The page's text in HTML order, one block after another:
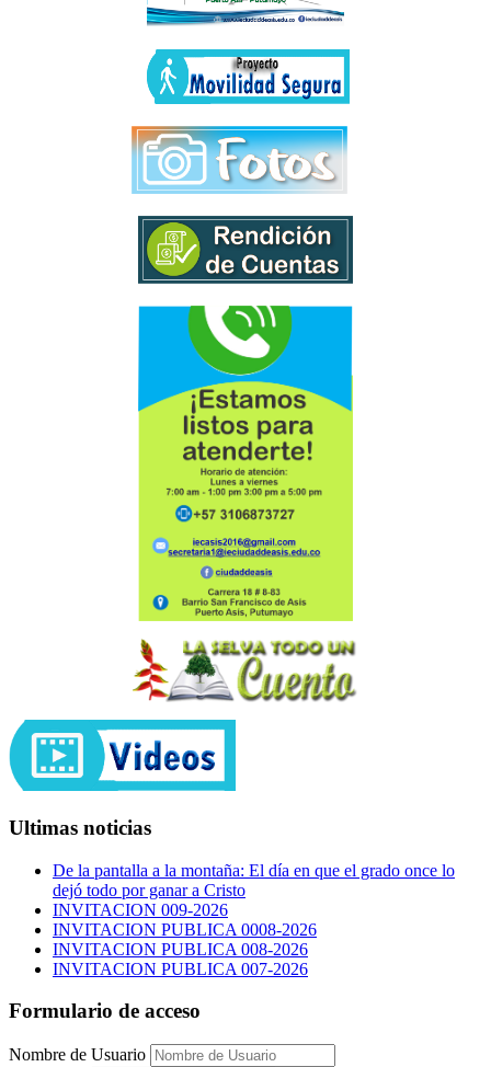
Ultimas noticias
De la pantalla a la montaña: El día en que el grado once lo
dejó todo por ganar a Cristo
INVITACION 009-2026
INVITACION PUBLICA 0008-2026
INVITACION PUBLICA 008-2026
INVITACION PUBLICA 007-2026
Formulario de acceso
Nombre de Usuario